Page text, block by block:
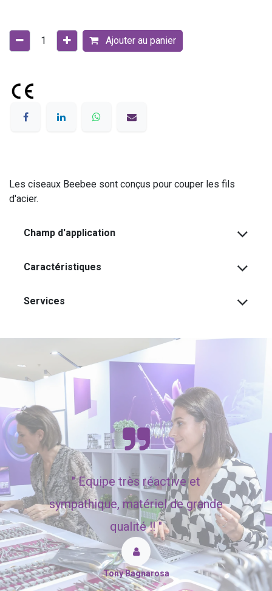
Ajouter au panier
Les ciseaux Beebee sont conçus pour couper les fils
d'acier.
Champ d'application
Caractéristiques
Services
"Equipe très réactive et
sympathique, matériel de grande
qualité !! "
Tony Bagnarosa